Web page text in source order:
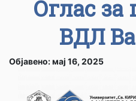
Оглас за
ВДЛ
Објавено: мај 16, 2025